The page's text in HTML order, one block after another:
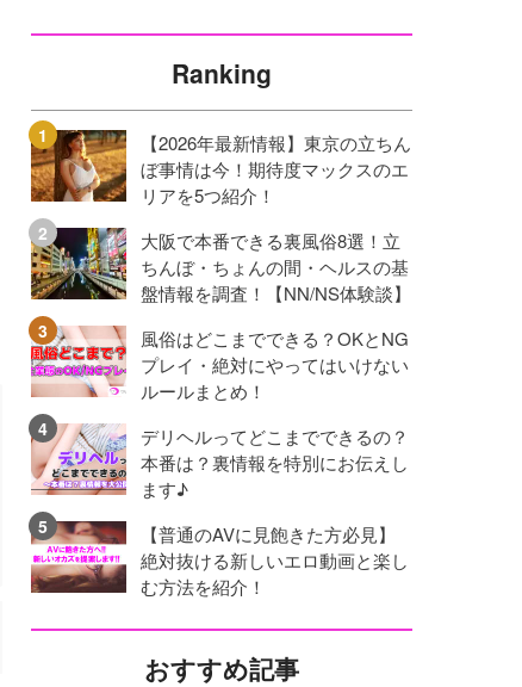
Ranking
【2026年最新情報】東京の立ちん
ぼ事情は今！期待度マックスのエ
リアを5つ紹介！
大阪で本番できる裏風俗8選！立
ちんぼ・ちょんの間・ヘルスの基
盤情報を調査！【NN/NS体験談】
風俗はどこまでできる？OKとNG
プレイ・絶対にやってはいけない
ルールまとめ！
デリヘルってどこまでできるの？
本番は？裏情報を特別にお伝えし
ます♪
【普通のAVに見飽きた方必見】
絶対抜ける新しいエロ動画と楽し
む方法を紹介！
おすすめ記事